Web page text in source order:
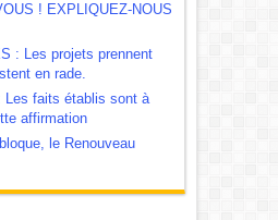
! EXPLIQUEZ-NOUS
: Les projets prennent
en rade.
Les faits établis sont à
affirmation
le Renouveau